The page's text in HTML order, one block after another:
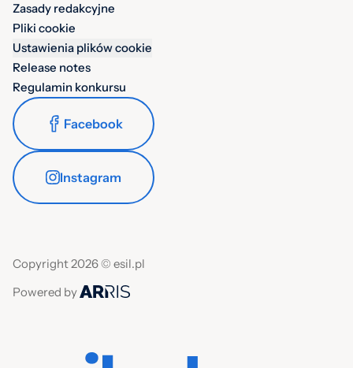
Zasady redakcyjne
Pliki cookie
Ustawienia plików cookie
Release notes
Regulamin konkursu
Facebook
Instagram
Copyright 2026 © esil.pl
Powered by